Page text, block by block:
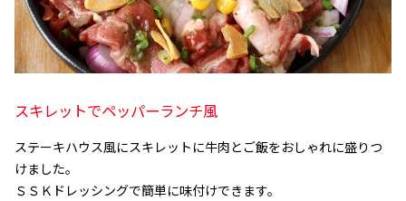
スキレットでペッパーランチ風
ステーキハウス風にスキレットに牛肉とご飯をおしゃれに盛りつ
けました。
ＳＳＫドレッシングで簡単に味付けできます。